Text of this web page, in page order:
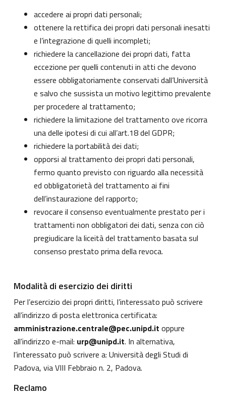
accedere ai propri dati personali;
ottenere la rettifica dei propri dati personali inesatti
e l’integrazione di quelli incompleti;
richiedere la cancellazione dei propri dati, fatta
eccezione per quelli contenuti in atti che devono
essere obbligatoriamente conservati dall’Università
e salvo che sussista un motivo legittimo prevalente
per procedere al trattamento;
richiedere la limitazione del trattamento ove ricorra
una delle ipotesi di cui all’art.18 del GDPR;
richiedere la portabilità dei dati;
opporsi al trattamento dei propri dati personali,
fermo quanto previsto con riguardo alla necessità
ed obbligatorietà del trattamento ai fini
dell’instaurazione del rapporto;
revocare il consenso eventualmente prestato per i
trattamenti non obbligatori dei dati, senza con ciò
pregiudicare la liceità del trattamento basata sul
consenso prestato prima della revoca.
Modalità di esercizio dei diritti
Per l’esercizio dei propri diritti, l’interessato può scrivere
all’indirizzo di posta elettronica certificata:
amministrazione.centrale@pec.unipd.it oppure
all’indirizzo e-mail: urp@unipd.it. In alternativa,
l’interessato può scrivere a: Università degli Studi di
Padova, via VIII Febbraio n. 2, Padova.
Reclamo